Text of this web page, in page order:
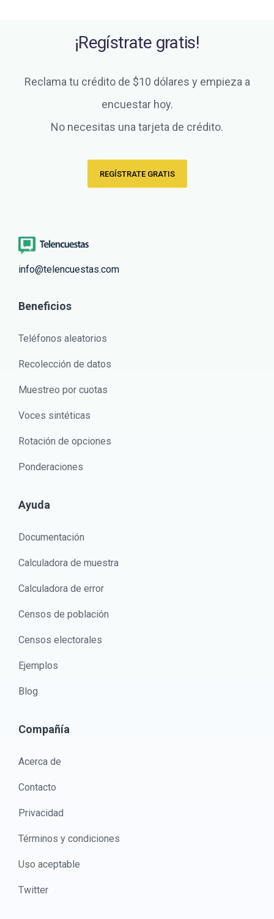
¡Regístrate gratis!
Reclama tu crédito de $10 dólares y empieza a
encuestar hoy.
No necesitas una tarjeta de crédito.
REGÍSTRATE GRATIS
info@telencuestas.com
Beneficios
Teléfonos aleatorios
Recolección de datos
Muestreo por cuotas
Voces sintéticas
Rotación de opciones
Ponderaciones
Ayuda
Documentación
Calculadora de muestra
Calculadora de error
Censos de población
Censos electorales
Ejemplos
Blog
Compañía
Acerca de
Contacto
Privacidad
Términos y condiciones
Uso aceptable
Twitter